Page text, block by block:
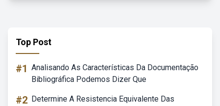
Top Post
#1 Analisando As Características Da Documentação
Bibliográfica Podemos Dizer Que
#2 Determine A Resistencia Equivalente Das